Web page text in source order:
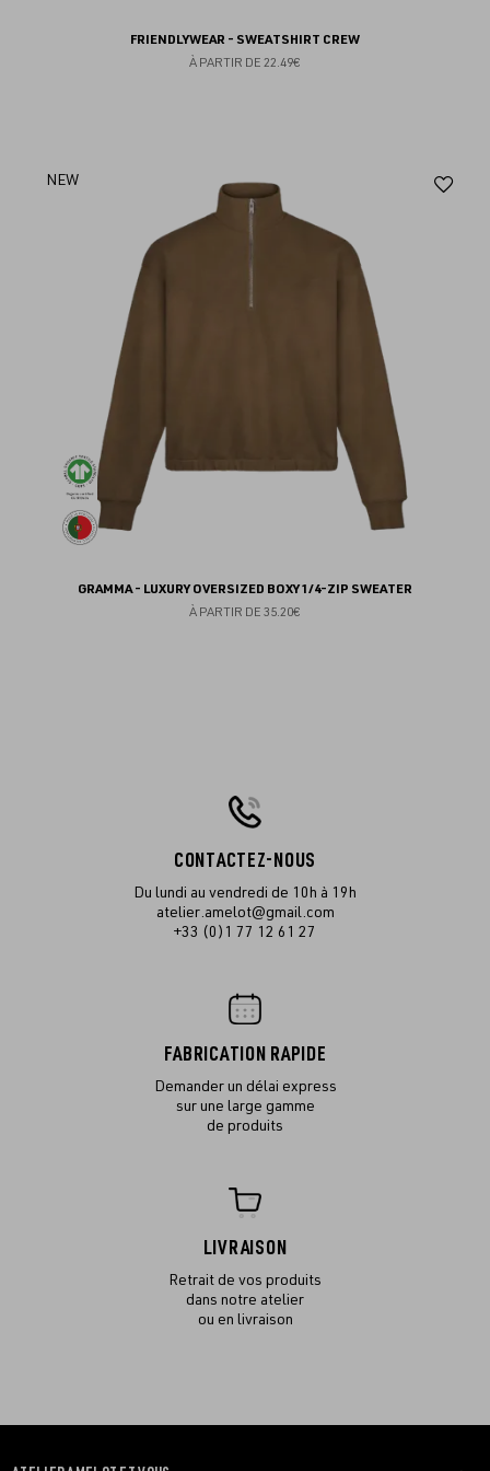
FRIENDLYWEAR - SWEATSHIRT CREW
À PARTIR DE 22.49€
NEW
GRAMMA - LUXURY OVERSIZED BOXY 1/4-ZIP SWEATER
À PARTIR DE 35.20€
CONTACTEZ-NOUS
Du lundi au vendredi de 10h à 19h
atelier.amelot@gmail.com
+33 (0)1 77 12 61 27
FABRICATION RAPIDE
Demander un délai express
sur une large gamme
de produits
LIVRAISON
Retrait de vos produits
dans notre atelier
ou en livraison